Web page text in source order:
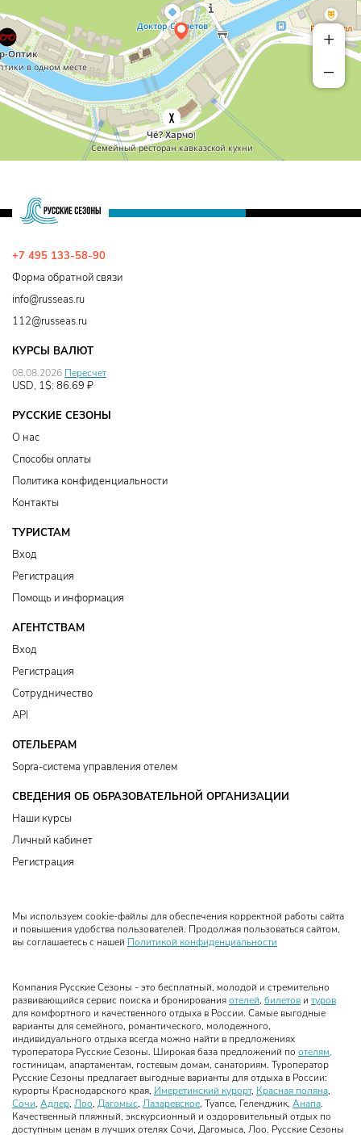
+
–
+7 495 133-58-90
Форма обратной связи
info@russeas.ru
112@russeas.ru
КУРСЫ ВАЛЮТ
08.08.2026 Пересчет
USD, 1$: 86.69 ₽
РУССКИЕ СЕЗОНЫ
О нас
Способы оплаты
Политика конфиденциальности
Контакты
ТУРИСТАМ
Вход
Регистрация
Помощь и информация
АГЕНТСТВАМ
Вход
Регистрация
Сотрудничество
API
ОТЕЛЬЕРАМ
Sopra-система управления отелем
СВЕДЕНИЯ ОБ ОБРАЗОВАТЕЛЬНОЙ ОРГАНИЗАЦИИ
Наши курсы
Личный кабинет
Регистрация
Мы используем cookie-файлы для обеспечения корректной работы сайта
и повышения удобства пользователей. Продолжая пользоваться сайтом,
вы соглашаетесь с нашей Политикой конфиденциальности
Компания Русские Сезоны - это бесплатный, молодой и стремительно
развивающийся сервис поиска и бронирования отелей билетов и туров
для комфортного и качественного отдыха в России. Самые выгодные
варианты для семейного, романтического, молодежного,
индивидуального отдыха всегда можно найти в предложениях
туроператора Русские Сезоны. Широкая база предложений по отелям,
гостиницам, апартаментам, гостевым домам, санаториям. Туроператор
Русские Сезоны предлагает выгодные варианты для отдыха в России:
курорты Краснодарского края, Имеретинский курорт, Красная поляна
Сочи
Адлер Лоо Дагомыс Лазаревское , Туапсе, Геленджик, Анапа
Качественный пляжный, экскурсионный и оздоровительный отдых по
доступным ценам в лучших отелях Сочи, Дагомыса, Лоо. Русские Сезоны